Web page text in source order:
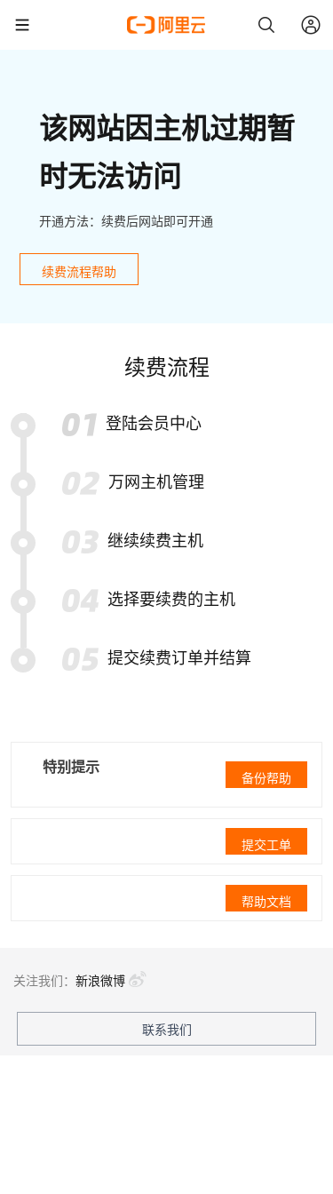
该网站因主机过期暂
时无法访问
开通方法：续费后网站即可开通
续费流程帮助
续费流程
登陆会员中心
万网主机管理
继续续费主机
选择要续费的主机
提交续费订单并结算
特别提示
备份帮助
提交工单
帮助文档